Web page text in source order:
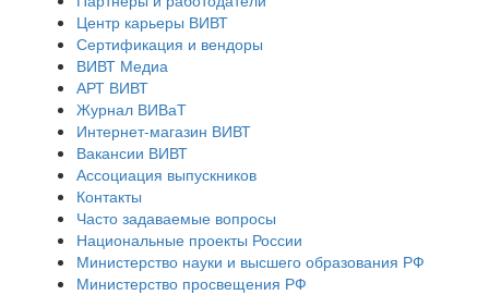
Центр карьеры ВИВТ
Сертификация и вендоры
ВИВТ Медиа
АРТ ВИВТ
Журнал ВИВаТ
Интернет-магазин ВИВТ
Вакансии ВИВТ
Ассоциация выпускников
Контакты
Часто задаваемые вопросы
Национальные проекты России
Министерство науки и высшего образования РФ
Министерство просвещения РФ